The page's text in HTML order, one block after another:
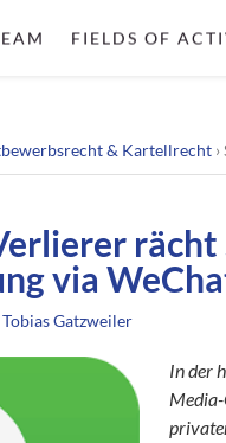
FIELDS OF
& Kartellrecht ›
via
Tobias Gatzweiler
In der